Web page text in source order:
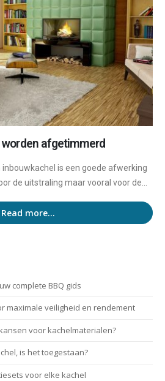
afgetimmerd
inbouwkachel is een goede afwerking
de uitstraling maar vooral voor de...
Read more...
complete BBQ gids
maximale veiligheid en rendement
voor kachelmaterialen?
is het toegestaan?
voor elke kachel